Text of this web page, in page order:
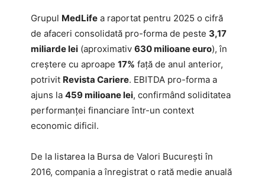
Grupul MedLife a raportat pentru 2025 o cifră
de afaceri consolidată pro-forma de peste 3,17
miliarde lei (aproximativ 630 milioane euro), în
creștere cu aproape 17% față de anul anterior,
potrivit Revista Cariere. EBITDA pro-forma a
ajuns la 459 milioane lei, confirmând soliditatea
performanței financiare într-un context
economic dificil.
De la listarea la Bursa de Valori București în
2016, compania a înregistrat o rată medie anuală